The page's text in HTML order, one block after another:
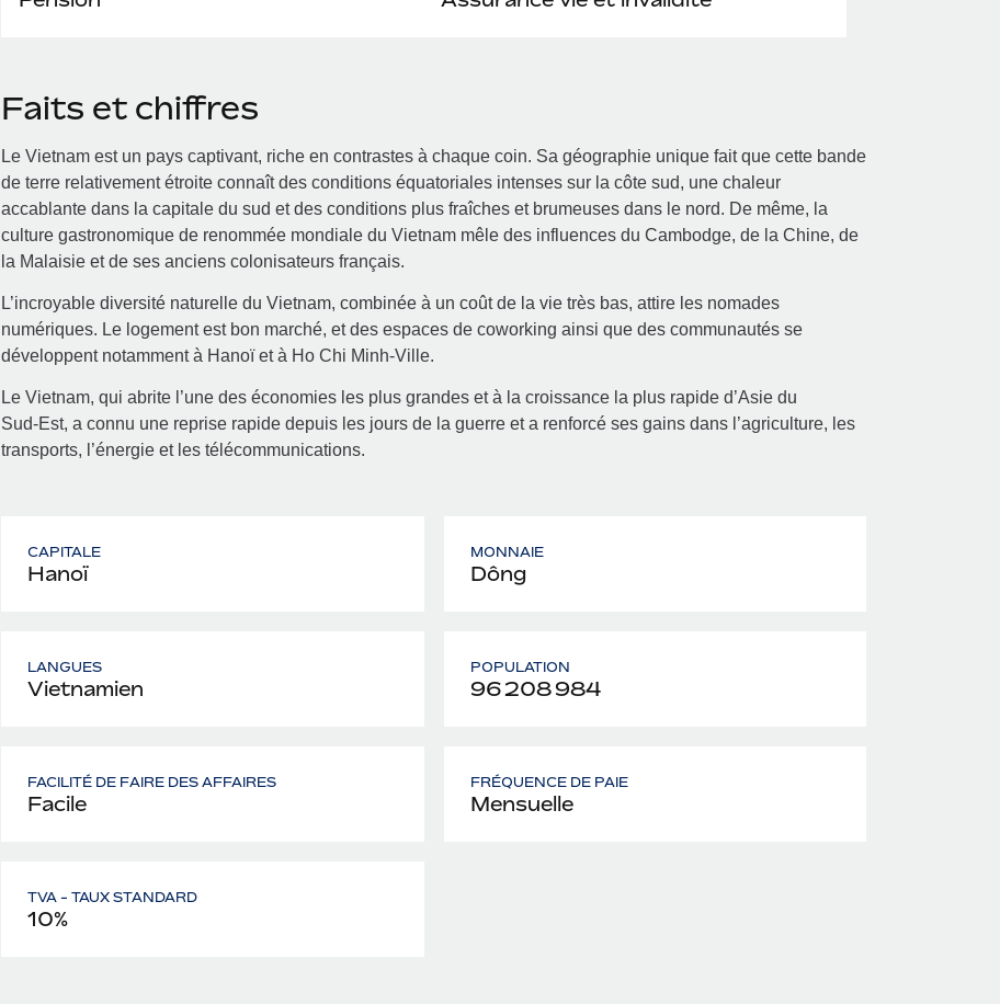
Faits et chiffres
Le Vietnam est un pays captivant, riche en contrastes à chaque coin. Sa géographie unique fait que cette bande
de terre relativement étroite connaît des conditions équatoriales intenses sur la côte sud, une chaleur
accablante dans la capitale du sud et des conditions plus fraîches et brumeuses dans le nord. De même, la
culture gastronomique de renommée mondiale du Vietnam mêle des influences du Cambodge, de la Chine, de
la Malaisie et de ses anciens colonisateurs français.
L’incroyable diversité naturelle du Vietnam, combinée à un coût de la vie très bas, attire les nomades
numériques. Le logement est bon marché, et des espaces de coworking ainsi que des communautés se
développent notamment à Hanoï et à Ho Chi Minh‑Ville.
Le Vietnam, qui abrite l’une des économies les plus grandes et à la croissance la plus rapide d’Asie du
Sud‑Est, a connu une reprise rapide depuis les jours de la guerre et a renforcé ses gains dans l’agriculture, les
transports, l’énergie et les télécommunications.
CAPITALE
Hanoï
MONNAIE
Dông
LANGUES
Vietnamien
POPULATION
96 208 984
FACILITÉ DE FAIRE DES AFFAIRES
Facile
FRÉQUENCE DE PAIE
Mensuelle
TVA - TAUX STANDARD
10%